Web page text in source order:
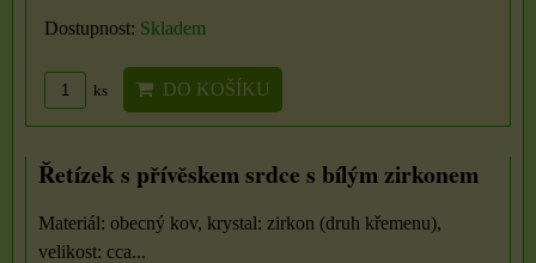
Dostupnost: Skladem
ks DO KOŠÍKU
Řetízek s přívěskem srdce s bílým zirkonem
Materiál: obecný kov, krystal: zirkon (druh křemenu),
velikost: cca...